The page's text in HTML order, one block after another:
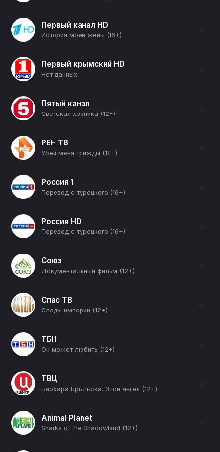
Первый канал HD
История моей жены (16+)
☆
Первый крымский HD
Нет данных
☆
Пятый канал
Светская хроника (12+)
☆
РЕН ТВ
Убей меня трижды (18+)
☆
Россия 1
Перевод с турецкого (16+)
☆
Россия HD
Перевод с турецкого (16+)
☆
Союз
Документальный фильм (12+)
☆
Спас ТВ
Следы империи (12+)
☆
ТБН
Он может любить (12+)
☆
ТВЦ
Барбара Брыльска. Злой ангел (12+)
☆
Animal Planet
Sharks of the Shadowland (12+)
☆